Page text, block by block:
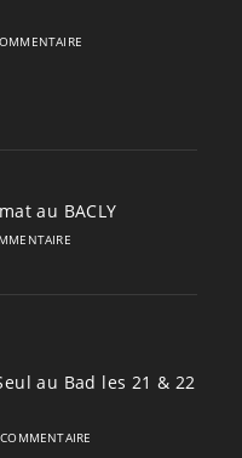
au BACLY
au Bad les 21 & 22